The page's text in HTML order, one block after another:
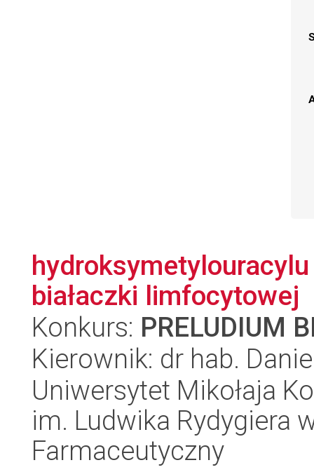
białaczki limfocytowej
Konkurs: PRELUDIUM
Kierownik: dr hab.
Uniwersytet Mikołaja
im. Ludwika Rydygiera
Farmaceutyczny